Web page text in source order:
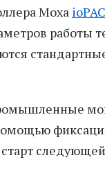
Moxa
работы